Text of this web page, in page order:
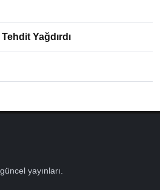
Yağdırdı
yayınları.